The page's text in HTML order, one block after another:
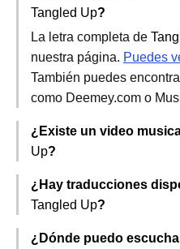
Tangled Up?
La letra completa de
nuestra página. Puedes
También puedes
como Deemey.com o
¿Existe un video
Up?
¿Hay traducciones
Tangled Up?
¿Dónde puedo